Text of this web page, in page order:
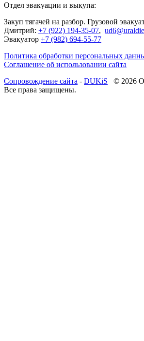
Отдел эвакуации и выкупа:
Закуп тягачей на разбор. Грузовой
Дмитрий: +7 (922) 194-35-07,
Эвакуатор +7 (982) 694-55-77
Политика обработки персональных
Соглашение об использовании сайта
Cопровождение сайта - DUKiS © 2026
Все права защищены.